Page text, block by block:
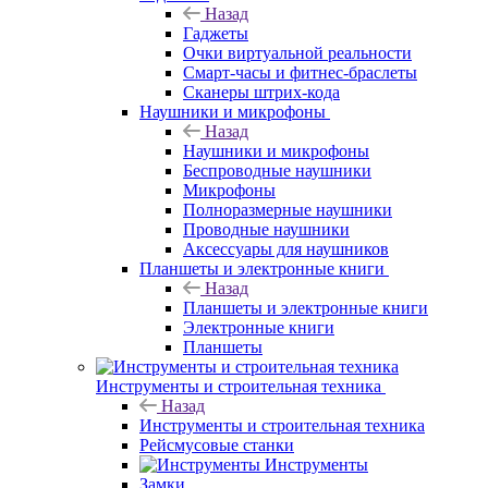
Назад
Гаджеты
Очки виртуальной реальности
Смарт-часы и фитнес-браслеты
Сканеры штрих-кода
Наушники и микрофоны
Назад
Наушники и микрофоны
Беспроводные наушники
Микрофоны
Полноразмерные наушники
Проводные наушники
Аксессуары для наушников
Планшеты и электронные книги
Назад
Планшеты и электронные книги
Электронные книги
Планшеты
Инструменты и строительная техника
Назад
Инструменты и строительная техника
Рейсмусовые станки
Инструменты
Замки